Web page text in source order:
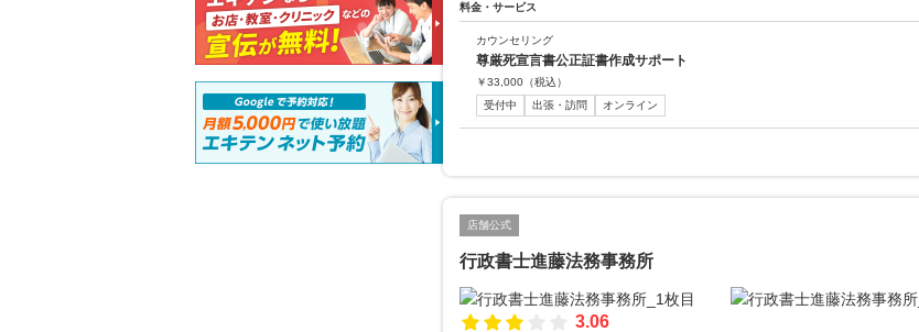
料金・サービス
カウンセリング
尊厳死宣言書公正証書作成サポート
￥33,000 （税込）
受付中
出張・訪問 オンライン
店舗公式
行政書士進藤法務事務所
3.06